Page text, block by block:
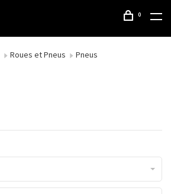
0
Roues et Pneus Pneus